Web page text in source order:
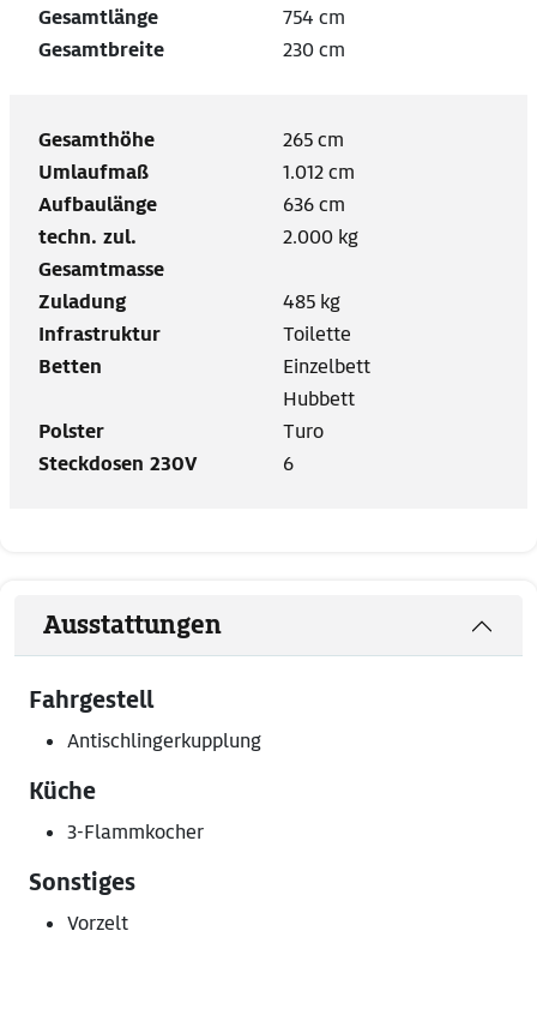
Gesamtlänge
754 cm
Gesamtbreite
230 cm
Gesamthöhe
265 cm
Umlaufmaß
1.012 cm
Aufbaulänge
636 cm
techn. zul.
Gesamtmasse
2.000 kg
Zuladung
485 kg
Infrastruktur
Toilette
Betten
Einzelbett
Hubbett
Polster
Turo
Steckdosen 230V
6
Ausstattungen
Fahrgestell
Antischlingerkupplung
Küche
3-Flammkocher
Sonstiges
Vorzelt